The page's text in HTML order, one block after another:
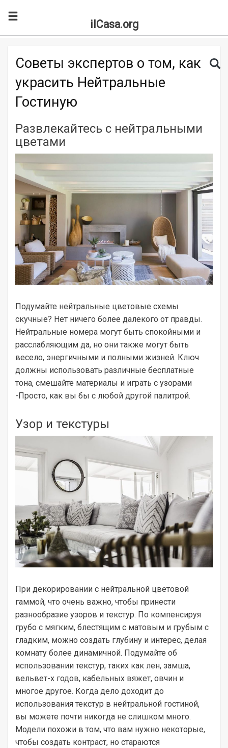
ilCasa.org
Советы экспертов о том, как
украсить Нейтральные
Гостиную
Развлекайтесь с нейтральными
цветами
Подумайте нейтральные цветовые схемы
скучные? Нет ничего более далекого от правды.
Нейтральные номера могут быть спокойными и
расслабляющим да, но они также могут быть
весело, энергичными и полными жизней. Ключ
должны использовать различные бесплатные
тона, смешайте материалы и играть с узорами
-Просто, как вы бы с любой другой палитрой.
Узор и текстуры
При декорировании с нейтральной цветовой
гаммой, что очень важно, чтобы принести
разнообразие узоров и текстур. По компенсируя
грубо с мягким, блестящим с матовым и грубым с
гладким, можно создать глубину и интерес, делая
комнату более динамичной. Подумайте об
использовании текстур, таких как лен, замша,
вельвет-х годов, кабельных вяжет, овчин и
многое другое. Когда дело доходит до
использования текстур в нейтральной гостиной,
вы можете почти никогда не слишком много.
Модели похожи в том, что вам нужно некоторые,
чтобы создать контраст, но стараются